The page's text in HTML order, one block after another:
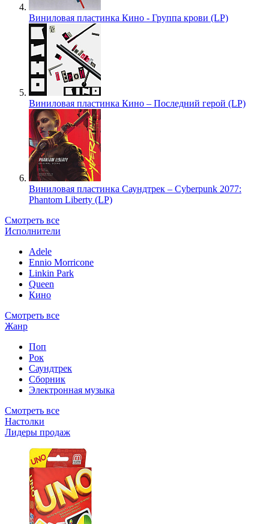
Виниловая пластинка Кино - Группа крови (LP)
Виниловая пластинка Кино – Последний герой (LP)
Виниловая пластинка Саундтрек – Cyberpunk 2077:
Phantom Liberty (LP)
Смотреть все
Исполнители
Adele
Ennio Morricone
Linkin Park
Queen
Кино
Смотреть все
Жанр
Поп
Рок
Саундтрек
Сборник
Электронная музыка
Смотреть все
Настолки
Лидеры продаж